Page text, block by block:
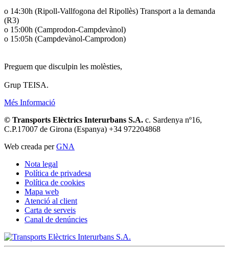
o 14:30h (Ripoll-Vallfogona del Ripollès) Transport a la demanda
(R3)
o 15:00h (Camprodon-Campdevànol)
o 15:05h (Campdevànol-Camprodon)
Preguem que disculpin les molèsties,
Grup TEISA.
Més Informació
© Transports Elèctrics Interurbans S.A. c. Sardenya nº16,
C.P.17007 de Girona (Espanya) +34 972204868
Web creada perGNA
Nota legal
Política de privadesa
Política de cookies
Mapa web
Atenció al client
Carta de serveis
Canal de denúncies